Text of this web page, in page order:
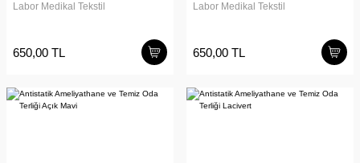
Labor Medikal Tekstil
650,00 TL
Labor Medikal Tekstil
650,00 TL